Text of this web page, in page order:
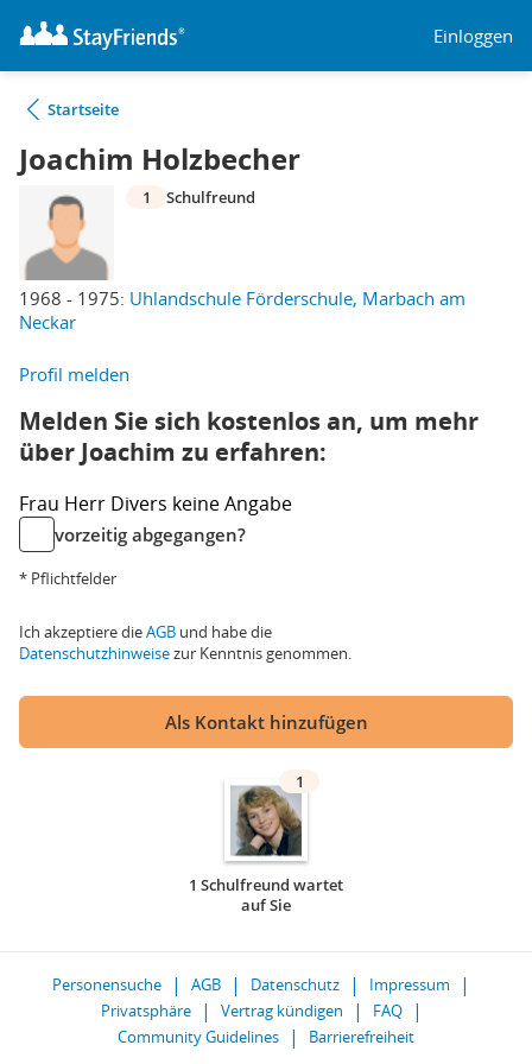
Einloggen
Startseite
Joachim Holzbecher
1968 - 1975: Uhlandschule Förderschule, Marbach am
Neckar
1 Schulfreund
Profil melden
Melden Sie sich kostenlos an, um mehr
über Joachim zu erfahren:
Frau Herr Divers keine Angabe
vorzeitig abgegangen?
* Pflichtfelder
Ich akzeptiere dieAGB und habe die
Datenschutzhinweisezur Kenntnis genommen.
Als Kontakt hinzufügen
1
1 Schulfreund wartet
auf Sie
Personensuche AGB Datenschutz
Impressum
Privatsphäre
Vertrag kündigen
FAQ
Community Guidelines
Barrierefreiheit